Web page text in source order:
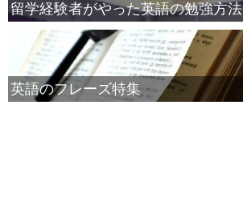
留学経験者がやった英語の勉強方法
英語のフレーズ特集